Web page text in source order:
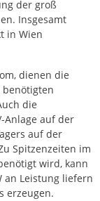
der groß
Insgesamt
in Wien
dienen die
benötigten
die
Anlage auf der
auf der
Spitzenzeiten im
wird, kann
an Leistung liefern
erzeugen.